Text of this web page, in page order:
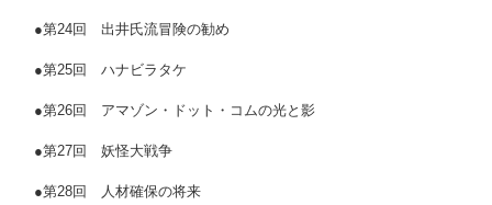
●第24回 出井氏流冒険の勧め
●第25回 ハナビラタケ
●第26回 アマゾン・ドット・コムの光と影
●第27回 妖怪大戦争
●第28回 人材確保の将来